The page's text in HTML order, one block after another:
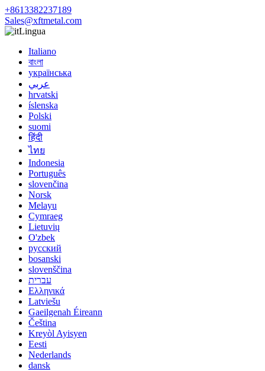
+8613382237189
Sales@xftmetal.com
Lingua
Italiano
বাংলা
українська
عربي
hrvatski
íslenska
Polski
suomi
हिंदी
ไทย
Indonesia
Português
slovenčina
Norsk
Melayu
Cymraeg
Lietuvių
O'zbek
русский
bosanski
slovenščina
עברית
Ελληνικά
Latviešu
Gaeilgenah Éireann
Čeština
Kreyòl Ayisyen
Eesti
Nederlands
dansk